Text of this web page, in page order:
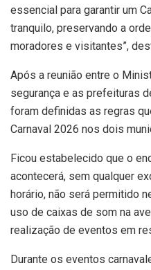
essencial para garantir um
tranquilo, preservando a
moradores e visitantes”,
Após a reunião entre o
segurança e as prefeituras
foram definidas as regras
Carnaval 2026 nos dois
Ficou estabelecido que o
acontecerá, sem qualquer
horário, não será permitido
uso de caixas de som na
realização de eventos em
Durante os eventos